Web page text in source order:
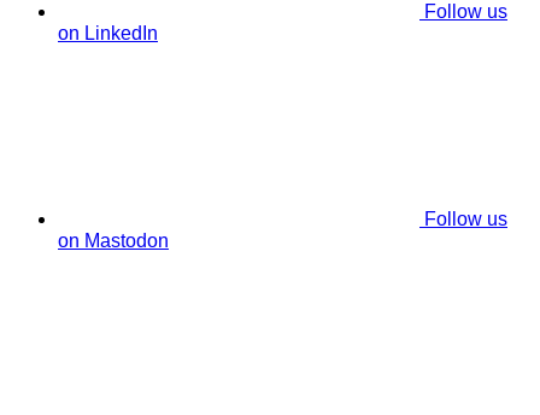
Follow us
on LinkedIn
Follow us
on Mastodon